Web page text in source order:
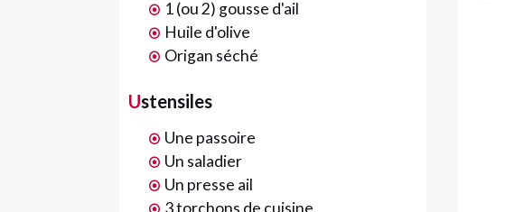
1 (ou 2) gousse d'ail
Huile d'olive
Origan séché
Ustensiles
Une passoire
Un saladier
Un presse ail
3 torchons de cuisine